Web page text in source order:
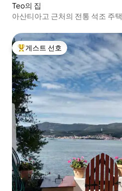
Teo의 집
아산티아고 근처의 전통 석조 주택
상위 게스트 선호
게스트 선호